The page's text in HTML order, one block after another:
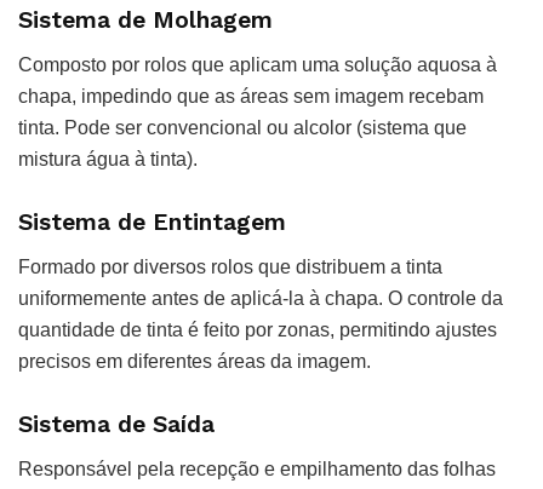
Sistema de Molhagem
Composto por rolos que aplicam uma solução aquosa à
chapa, impedindo que as áreas sem imagem recebam
tinta. Pode ser convencional ou alcolor (sistema que
mistura água à tinta).
Sistema de Entintagem
Formado por diversos rolos que distribuem a tinta
uniformemente antes de aplicá-la à chapa. O controle da
quantidade de tinta é feito por zonas, permitindo ajustes
precisos em diferentes áreas da imagem.
Sistema de Saída
Responsável pela recepção e empilhamento das folhas